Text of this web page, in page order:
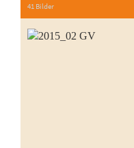
41 Bilder